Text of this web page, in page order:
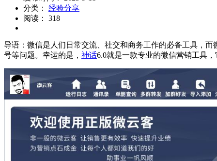
分类： 经验分享
阅读： 318
导语：微信是人们日常交流、社交和商务工作的必备工具，
号等问题。幸运的是， 神话6.0就是一款专业的微信营销工具